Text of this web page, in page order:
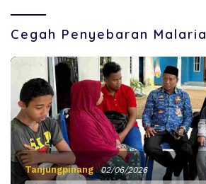
Cegah Penyebaran Malaria
Tanjungpinang 02/06/2026